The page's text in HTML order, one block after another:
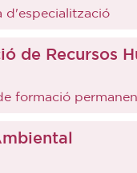
d'especialització
de Recursos
formació